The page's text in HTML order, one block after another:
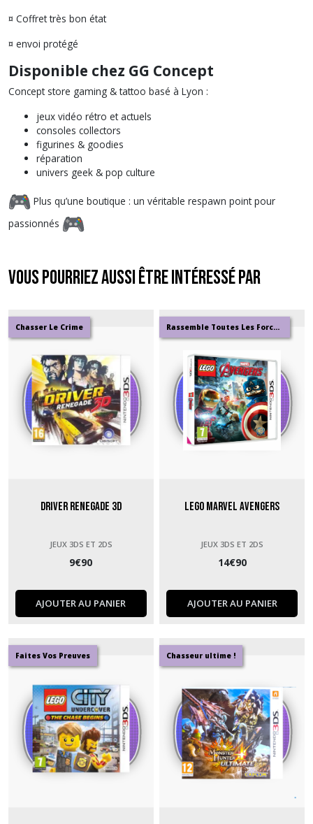
¤ Coffret très bon état
¤ envoi protégé
Disponible chez GG Concept
Concept store gaming & tattoo basé à Lyon :
jeux vidéo rétro et actuels
consoles collectors
figurines & goodies
réparation
univers geek & pop culture
Plus qu’une boutique : un véritable respawn point pour
passionnés
Vous pourriez aussi être intéressé par
Chasser Le Crime
Driver Renegade 3D
JEUX 3DS ET 2DS
9€90
AJOUTER AU PANIER
Rassemble Toutes Les Forces Possibkes
Lego Marvel Avengers
JEUX 3DS ET 2DS
14€90
AJOUTER AU PANIER
Faites Vos Preuves Chasseur ultime !